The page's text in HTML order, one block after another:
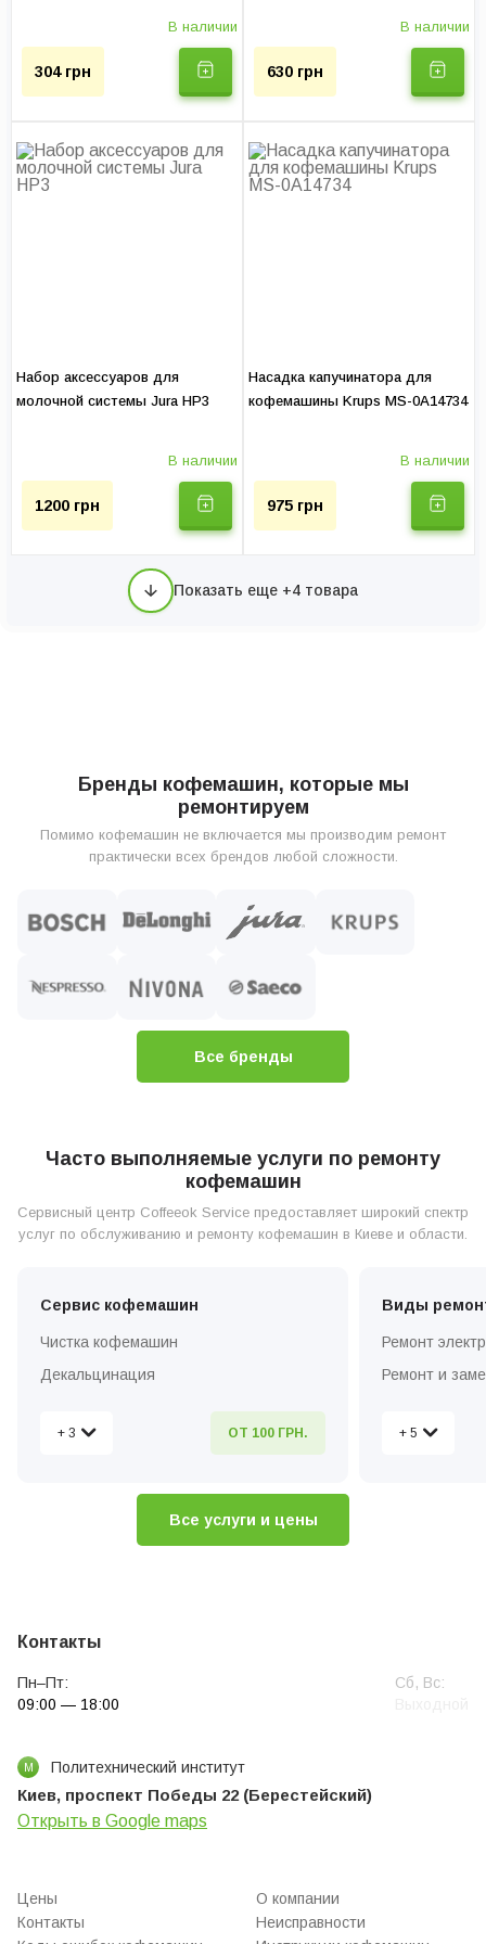
В наличии
304 грн
В наличии
630 грн
Набор аксессуаров для
молочной системы Jura HP3
В наличии
1200 грн
Насадка капучинатора для
кофемашины Krups MS-0A14734
В наличии
975 грн
Показать еще +4 товара
Бренды кофемашин, которые мы
ремонтируем
Помимо кофемашин не включается мы производим ремонт
практически всех брендов любой сложности.
Все бренды
Часто выполняемые услуги по ремонту
кофемашин
Сервисный центр Coffeeok Service предоставляет широкий спектр
услуг по обслуживанию и ремонту кофемашин в Киеве и области.
Сервис кофемашин
Чистка кофемашин
Декальцинация
Вызов мастера по ремонту на дом
+ 3 ОТ 100 ГРН.
Виды
Ремонт
Ремонт и
Ремонт
+ 5
Все услуги и цены
Контакты
Пн–Пт:
09:00 — 18:00
Сб, Вс:
М Политехнический институт
Киев, проспект Победы 22 (Берестейский)
Открыть в Google maps
Цены
О компании
Контакты
Неисправности